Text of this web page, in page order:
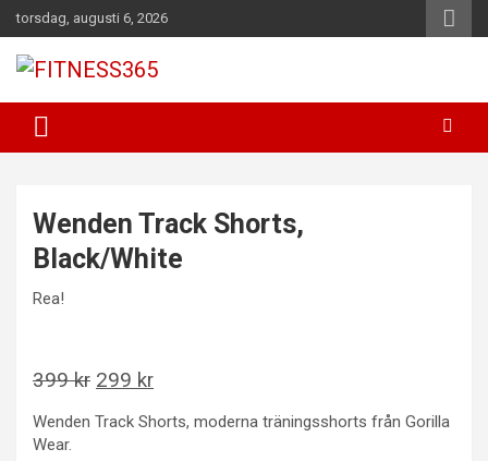
Hoppa
till
innehåll
torsdag, augusti 6, 2026
FITNESS365
Wenden Track Shorts,
Black/White
Rea!
399kr Det
299 krDet
priset
Wenden Track Shorts, moderna träningsshorts från Gorilla
Wear.